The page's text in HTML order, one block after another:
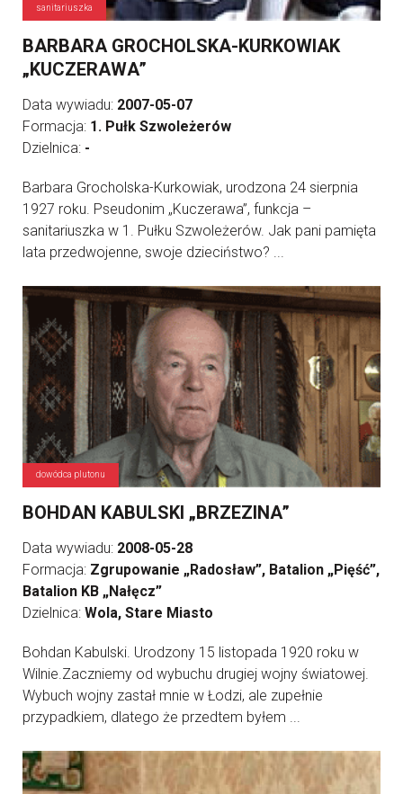
sanitariuszka
BARBARA GROCHOLSKA-KURKOWIAK
„KUCZERAWA”
Data wywiadu: 2007-05-07
Formacja: 1. Pułk Szwoleżerów
Dzielnica: -
Barbara Grocholska-Kurkowiak, urodzona 24 sierpnia
1927 roku. Pseudonim „Kuczerawa”, funkcja –
sanitariuszka w 1. Pułku Szwoleżerów. Jak pani pamięta
lata przedwojenne, swoje dzieciństwo? ...
dowódca plutonu
BOHDAN KABULSKI „BRZEZINA”
Data wywiadu: 2008-05-28
Formacja: Zgrupowanie „Radosław”, Batalion „Pięść”,
Batalion KB „Nałęcz”
Dzielnica: Wola, Stare Miasto
Bohdan Kabulski. Urodzony 15 listopada 1920 roku w
Wilnie.Zaczniemy od wybuchu drugiej wojny światowej.
Wybuch wojny zastał mnie w Łodzi, ale zupełnie
przypadkiem, dlatego że przedtem byłem ...